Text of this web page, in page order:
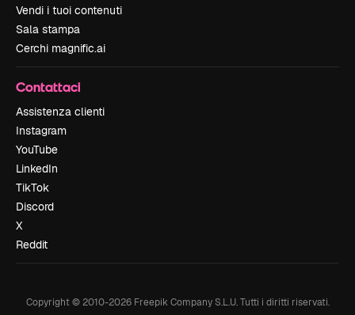
Vendi i tuoi contenuti
Sala stampa
Cerchi magnific.ai
Contattaci
Assistenza clienti
Instagram
YouTube
LinkedIn
TikTok
Discord
X
Reddit
Copyright © 2010-2026Freepik Company S.L.U. Tutti i diritti riservati.